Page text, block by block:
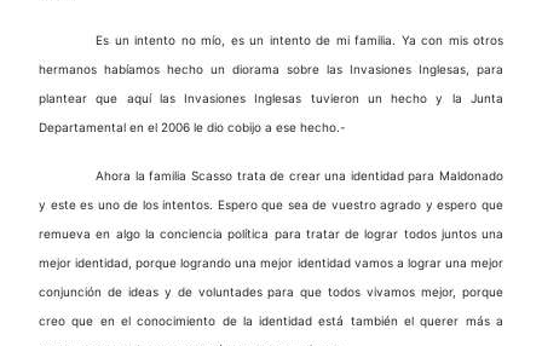
Es un intento no mío, es un intento de mi familia. Ya con mis otros
hermanos habíamos hecho un diorama sobre las Invasiones Inglesas, para
plantear que aquí las Invasiones Inglesas tuvieron un hecho y la Junta
Departamental en el 2006 le dio cobijo a ese hecho.-
Ahora la familia Scasso trata de crear una identidad para Maldonado
y este es uno de los intentos. Espero que sea de vuestro agrado y espero que
remueva en algo la conciencia política para tratar de lograr todos juntos una
mejor identidad, porque logrando una mejor identidad vamos a lograr una mejor
conjunción de ideas y de voluntades para que todos vivamos mejor, porque
creo que en el conocimiento de la identidad está también el querer más a